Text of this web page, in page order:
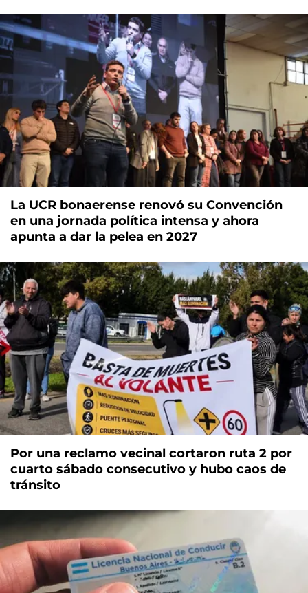
La UCR bonaerense renovó su Convención
en una jornada política intensa y ahora
apunta a dar la pelea en 2027
Por una reclamo vecinal cortaron ruta 2 por
cuarto sábado consecutivo y hubo caos de
tránsito